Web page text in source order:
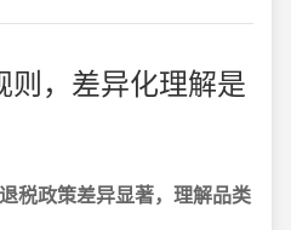
则，差异化理解是
税政策差异显著，理解品类